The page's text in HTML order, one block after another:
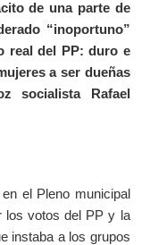
de una parte de
“inoportuno”
real del PP: duro e
a ser dueñas
socialista Rafael
el Pleno municipal
los votos del PP y la
instaba a los grupos